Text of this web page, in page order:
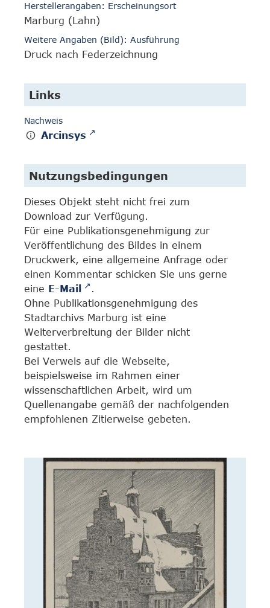
Herstellerangaben: Erscheinungsort
Marburg (Lahn)
Weitere Angaben (Bild): Ausführung
Druck nach Federzeichnung
Links
Nachweis
Arcinsys
Nutzungsbedingungen
Dieses Objekt steht nicht frei zum
Download zur Verfügung.
Für eine Publikationsgenehmigung zur
Veröffentlichung des Bildes in einem
Druckwerk, eine allgemeine Anfrage oder
einen Kommentar schicken Sie uns gerne
eine E-Mail
.
Ohne Publikationsgenehmigung des
Stadtarchivs Marburg ist eine
Weiterverbreitung der Bilder nicht
gestattet.
Bei Verweis auf die Webseite,
beispielsweise im Rahmen einer
wissenschaftlichen Arbeit, wird um
Quellenangabe gemäß der nachfolgenden
empfohlenen Zitierweise gebeten.